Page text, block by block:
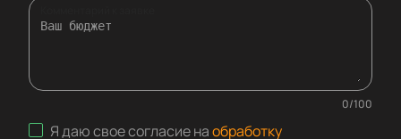
0/100
Я даю свое согласие наобработку